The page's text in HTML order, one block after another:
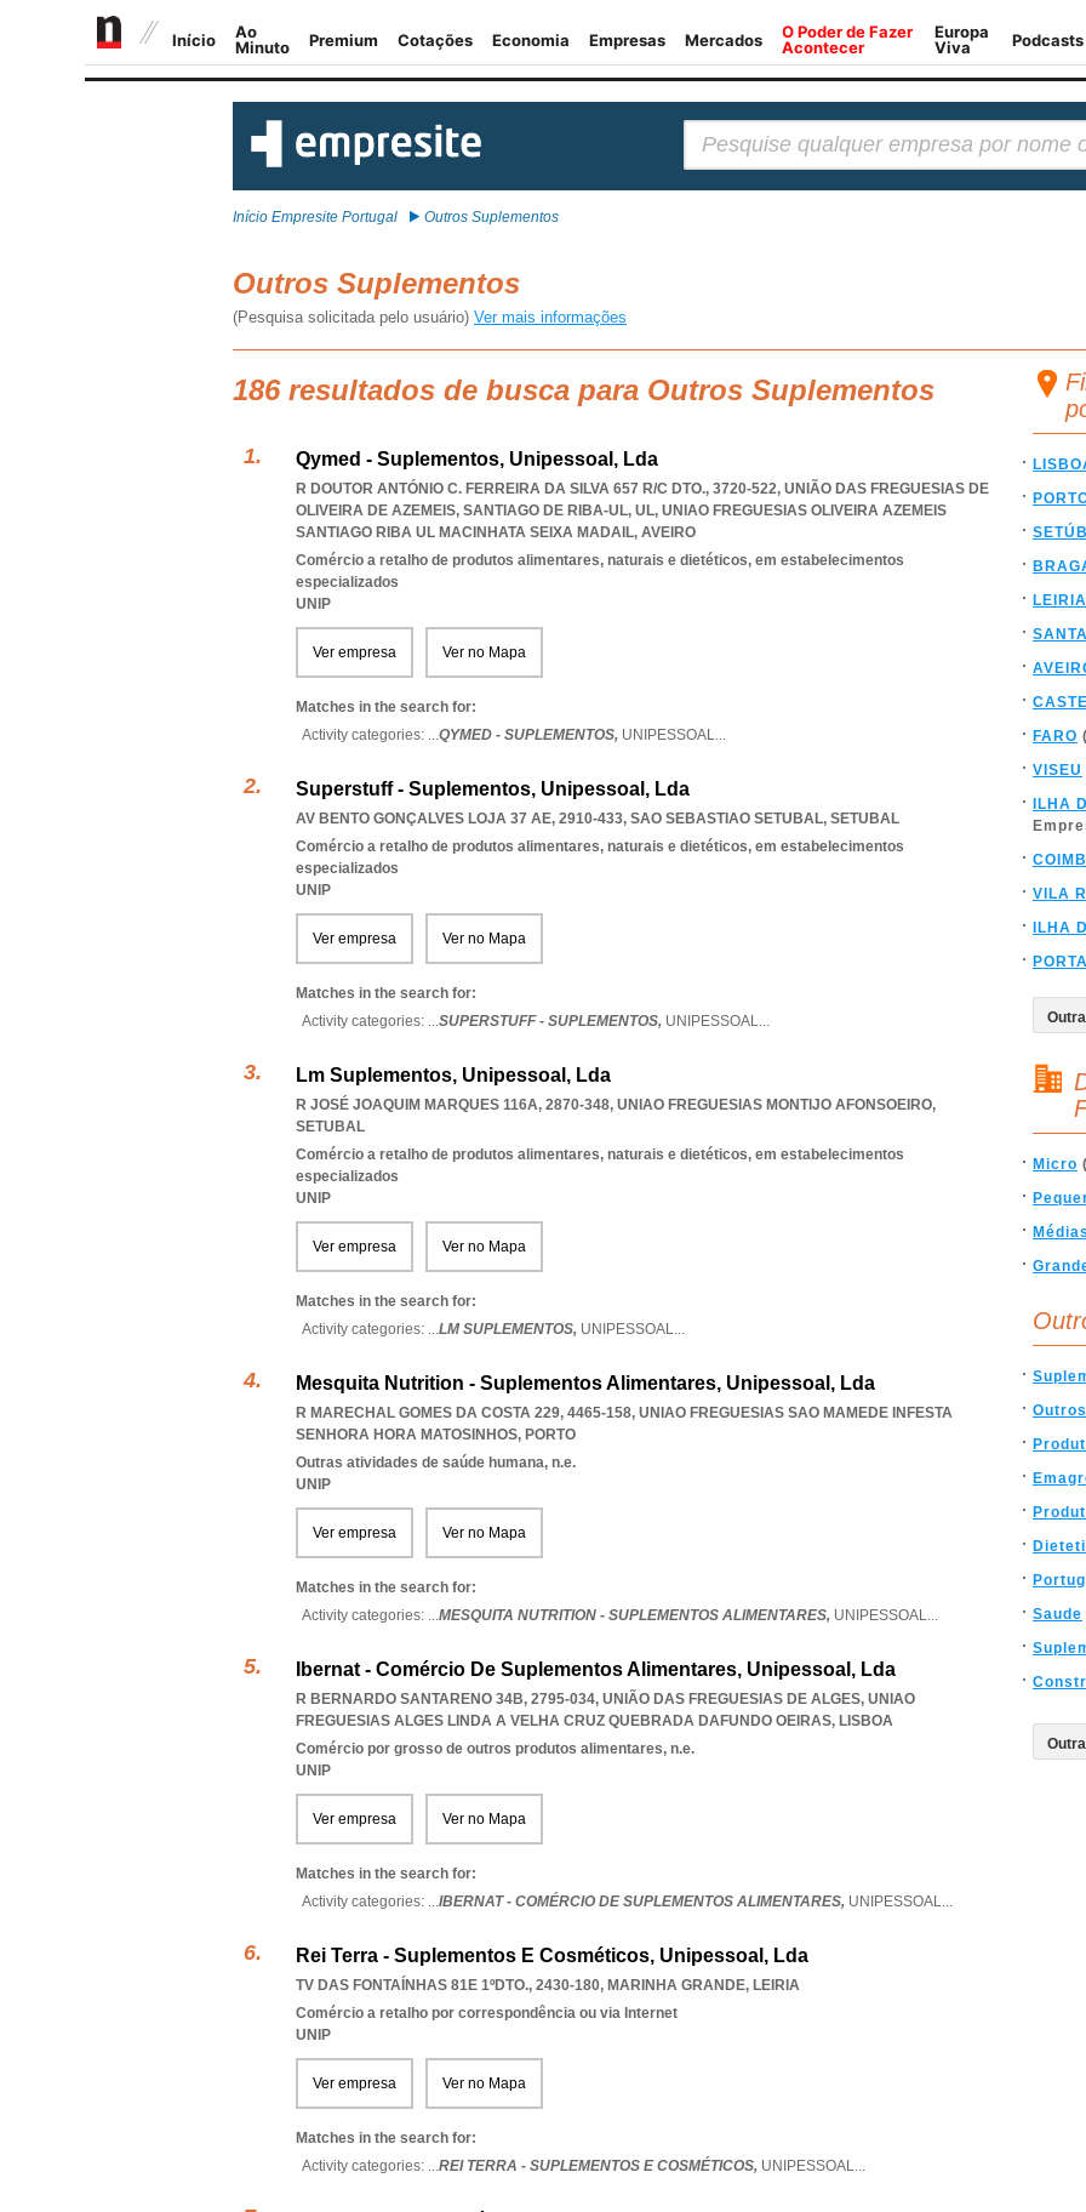
Início Empresite Portugal Outros Suplementos
Outros Suplementos
(Pesquisa solicitada pelo usuário) Ver mais informações
186 resultados de busca para Outros Suplementos
Qymed - Suplementos, Unipessoal, Lda
R DOUTOR ANTÓNIO C. FERREIRA DA SILVA 657 R/C DTO., 3720-522, UNIÃO DAS FREGUESIAS DE
OLIVEIRA DE AZEMEIS, SANTIAGO DE RIBA-UL, UL, UNIAO FREGUESIAS OLIVEIRA AZEMEIS
SANTIAGO RIBA UL MACINHATA SEIXA MADAIL, AVEIRO
Comércio a retalho de produtos alimentares, naturais e dietéticos, em estabelecimentos
especializados
UNIP
Ver empresa Ver no Mapa
Matches in the search for:
Activity categories: ...QYMED - SUPLEMENTOS, UNIPESSOAL...
Superstuff - Suplementos, Unipessoal, Lda
AV BENTO GONÇALVES LOJA 37 AE, 2910-433, SAO SEBASTIAO SETUBAL, SETUBAL
Comércio a retalho de produtos alimentares, naturais e dietéticos, em estabelecimentos
especializados
UNIP
Ver empresa Ver no Mapa
Matches in the search for:
Activity categories: ...SUPERSTUFF - SUPLEMENTOS, UNIPESSOAL...
Lm Suplementos, Unipessoal, Lda
R JOSÉ JOAQUIM MARQUES 116A, 2870-348, UNIAO FREGUESIAS MONTIJO AFONSOEIRO,
SETUBAL
Comércio a retalho de produtos alimentares, naturais e dietéticos, em estabelecimentos
especializados
UNIP
Ver empresa Ver no Mapa
Matches in the search for:
Activity categories: ...LM SUPLEMENTOS, UNIPESSOAL...
Mesquita Nutrition - Suplementos Alimentares, Unipessoal, Lda
R MARECHAL GOMES DA COSTA 229, 4465-158, UNIAO FREGUESIAS SAO MAMEDE INFESTA
SENHORA HORA MATOSINHOS, PORTO
Outras atividades de saúde humana, n.e.
UNIP
Ver empresa Ver no Mapa
Matches in the search for:
Activity categories: ...MESQUITA NUTRITION - SUPLEMENTOS ALIMENTARES, UNIPESSOAL...
Ibernat - Comércio De Suplementos Alimentares, Unipessoal, Lda
R BERNARDO SANTARENO 34B, 2795-034, UNIÃO DAS FREGUESIAS DE ALGES, UNIAO
FREGUESIAS ALGES LINDA A VELHA CRUZ QUEBRADA DAFUNDO OEIRAS, LISBOA
Comércio por grosso de outros produtos alimentares, n.e.
UNIP
Ver empresa Ver no Mapa
Matches in the search for:
Activity categories: ...IBERNAT - COMÉRCIO DE SUPLEMENTOS ALIMENTARES, UNIPESSOAL...
Rei Terra - Suplementos E Cosméticos, Unipessoal, Lda
TV DAS FONTAÍNHAS 81E 1ºDTO., 2430-180, MARINHA GRANDE, LEIRIA
Comércio a retalho por correspondência ou via Internet
UNIP
Ver empresa Ver no Mapa
Matches in the search for:
Activity categories: ...REI TERRA - SUPLEMENTOS E COSMÉTICOS, UNIPESSOAL...
LEIRIA
FARO
VISEU
ILHA
VILA
ILHA
Micro
Médias
Outros
Saude